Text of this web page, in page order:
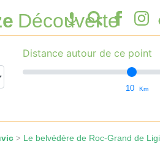
Découverte
Distance autour de ce point
10 Km
> Le belvédère de Roc-Grand de